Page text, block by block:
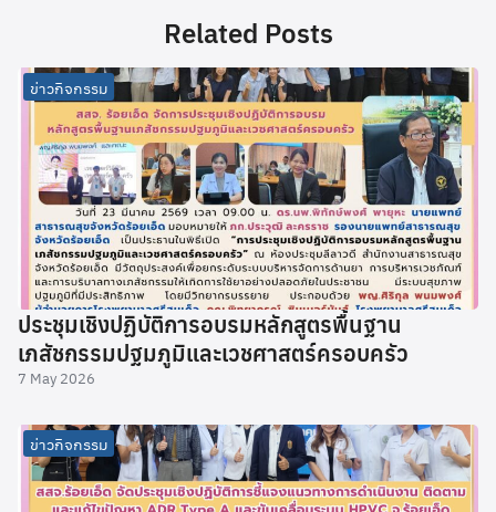
Related Posts
ข่าวกิจกรรม
ประชุมเชิงปฏิบัติการอบรมหลักสูตรพื้นฐาน
เภสัชกรรมปฐมภูมิและเวชศาสตร์ครอบครัว
7 May 2026
ข่าวกิจกรรม